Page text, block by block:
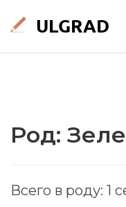
Род:
Всего в роду: 1